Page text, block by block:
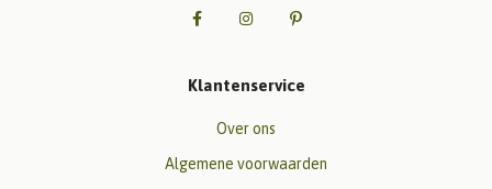
Klantenservice
Over ons
Algemene voorwaarden